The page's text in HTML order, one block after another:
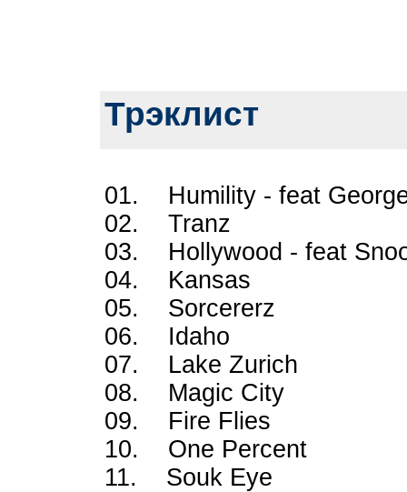
Трэклист
01. Humility - feat
02. Tranz
03. Hollywood - feat
04. Kansas
05. Sorcererz
06. Idaho
07. Lake Zurich
08. Magic City
09. Fire Flies
10. One Percent
11. Souk Eye